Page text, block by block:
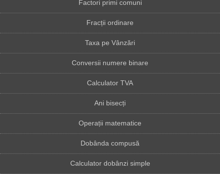
Factori primi comuni
Fracții ordinare
Taxa pe Vânzări
Conversii numere binare
Calculator TVA
Ani bisecți
Operații matematice
Dobânda compusă
Calculator dobânzi simple